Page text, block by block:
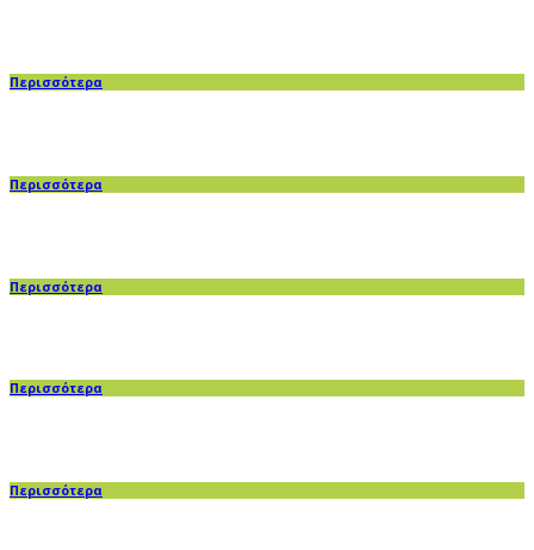
Περισσότερα
Περισσότερα
Περισσότερα
Περισσότερα
Περισσότερα